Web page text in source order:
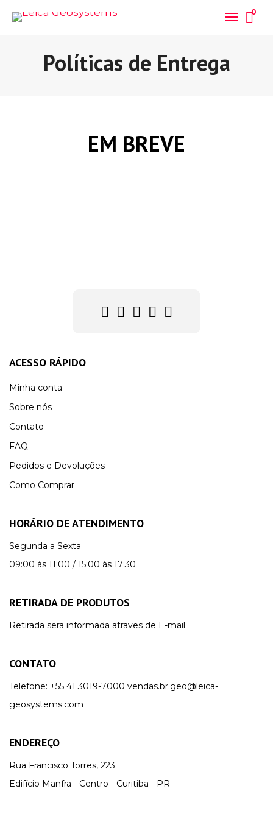
0
Políticas de Entrega
EM BREVE
ACESSO RÁPIDO
Minha conta
Sobre nós
Contato
FAQ
Pedidos e Devoluções
Como Comprar
HORÁRIO DE ATENDIMENTO
Segunda a Sexta
09:00 às 11:00 / 15:00 às 17:30
RETIRADA DE PRODUTOS
Retirada sera informada atraves de E-mail
CONTATO
Telefone: +55 41 3019-7000 vendas.br.geo@leica-
geosystems.com
ENDEREÇO
Rua Francisco Torres, 223
Edifício Manfra - Centro - Curitiba - PR